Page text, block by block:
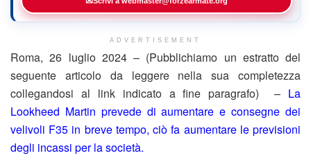
ADVERTISEMENT
Roma, 26 luglio 2024 – (Pubblichiamo un estratto del
seguente articolo da leggere nella sua completezza
collegandosi al link indicato a fine paragrafo) – La
Lookheed Martin prevede di aumentare e consegne dei
velivoli F35 in breve tempo, ciò fa aumentare le previsioni
degli incassi per la società.